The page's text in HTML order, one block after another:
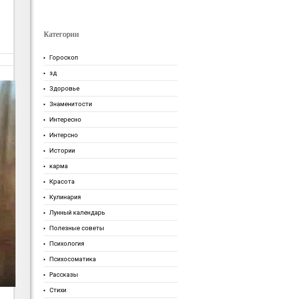
Категории
Гороскоп
зд
Здоровье
Знаменитости
Интересно
Интерсно
Истории
карма
Красота
Кулинария
Лунный календарь
Полезные советы
Психология
Психосоматика
Рассказы
Стихи